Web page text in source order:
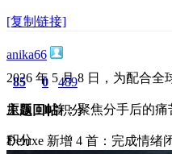
[复制链接]
anika66
85
主题
0
回帖
489
积分
积分
2026 年 5 月 8 日，为配合
原版 11 首：聚焦分手后的
Deluxe 新增 4 首：完成情